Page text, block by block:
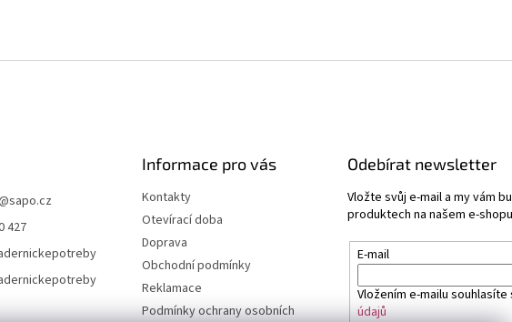
sapo.cz
427
Informace pro vás
Kontakty
Otevírací doba
Doprava
Obchodní podmínky
Reklamace
Podmínky ochrany osobních
Odebírat newsletter
Vložte svůj e-mail a my vám
produktech na našem e-
E-mail
Vložením e-mailu
údajů